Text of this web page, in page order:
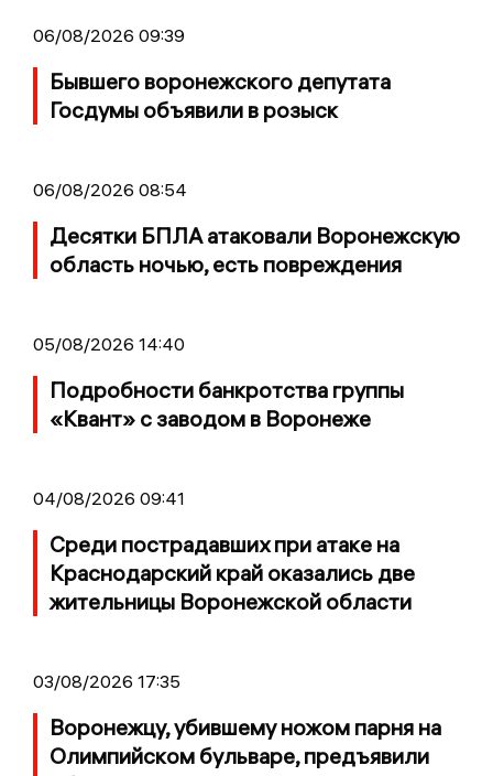
06/08/2026 09:39
Бывшего воронежского депутата
Госдумы объявили в розыск
06/08/2026 08:54
Десятки БПЛА атаковали Воронежскую
область ночью, есть повреждения
05/08/2026 14:40
Подробности банкротства группы
«Квант» с заводом в Воронеже
04/08/2026 09:41
Среди пострадавших при атаке на
Краснодарский край оказались две
жительницы Воронежской области
03/08/2026 17:35
Воронежцу, убившему ножом парня на
Олимпийском бульваре, предъявили